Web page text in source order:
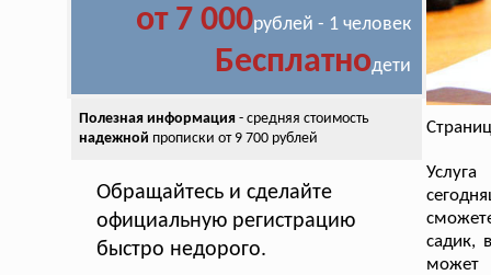
от 7 000рублей - 1 человек
Бесплатнодети
Полезная информация- средняя стоимость
надежной прописки от 9 700 рублей
Обращайтесь и сделайте
официальную регистрацию
быстро недорого.
садик,
может